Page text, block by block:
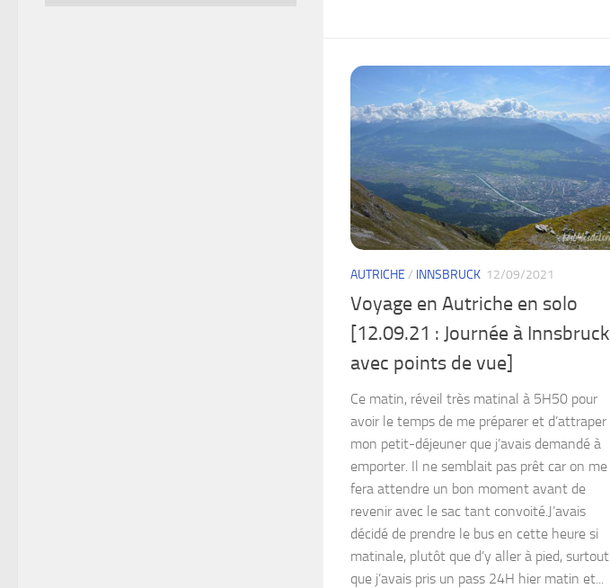
AUTRICHE / INNSBRUCK 12/09/2021
Voyage en Autriche en solo
[12.09.21 : Journée à Innsbruck
avec points de vue]
Ce matin, réveil très matinal à 5H50 pour
avoir le temps de me préparer et d’attraper
mon petit-déjeuner que j’avais demandé à
emporter. Il ne semblait pas prêt car on me
fera attendre un bon moment avant de
revenir avec le sac tant convoité.J’avais
décidé de prendre le bus en cette heure si
matinale, plutôt que d’y aller à pied, surtout
que j’avais pris un pass 24H hier matin et...